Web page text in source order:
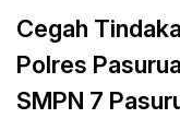
Cegah
Polres
SMPN 7